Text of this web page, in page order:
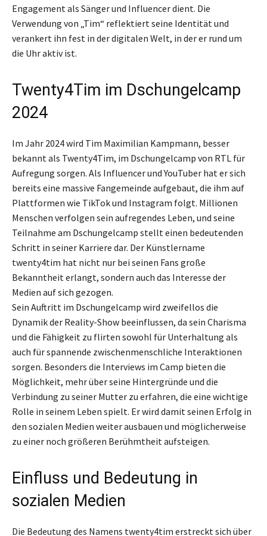
Engagement als Sänger und Influencer dient. Die
Verwendung von „Tim“ reflektiert seine Identität und
verankert ihn fest in der digitalen Welt, in der er rund um
die Uhr aktiv ist.
Twenty4Tim im Dschungelcamp
2024
Im Jahr 2024 wird Tim Maximilian Kampmann, besser
bekannt als Twenty4Tim, im Dschungelcamp von RTL für
Aufregung sorgen. Als Influencer und YouTuber hat er sich
bereits eine massive Fangemeinde aufgebaut, die ihm auf
Plattformen wie TikTok und Instagram folgt. Millionen
Menschen verfolgen sein aufregendes Leben, und seine
Teilnahme am Dschungelcamp stellt einen bedeutenden
Schritt in seiner Karriere dar. Der Künstlername
twenty4tim hat nicht nur bei seinen Fans große
Bekanntheit erlangt, sondern auch das Interesse der
Medien auf sich gezogen.
Sein Auftritt im Dschungelcamp wird zweifellos die
Dynamik der Reality-Show beeinflussen, da sein Charisma
und die Fähigkeit zu flirten sowohl für Unterhaltung als
auch für spannende zwischenmenschliche Interaktionen
sorgen. Besonders die Interviews im Camp bieten die
Möglichkeit, mehr über seine Hintergründe und die
Verbindung zu seiner Mutter zu erfahren, die eine wichtige
Rolle in seinem Leben spielt. Er wird damit seinen Erfolg in
den sozialen Medien weiter ausbauen und möglicherweise
zu einer noch größeren Berühmtheit aufsteigen.
Einfluss und Bedeutung in
sozialen Medien
Die Bedeutung des Namens twenty4tim erstreckt sich über